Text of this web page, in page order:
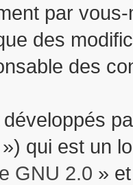
par
des
des
qui est un
GNU 2.0 »